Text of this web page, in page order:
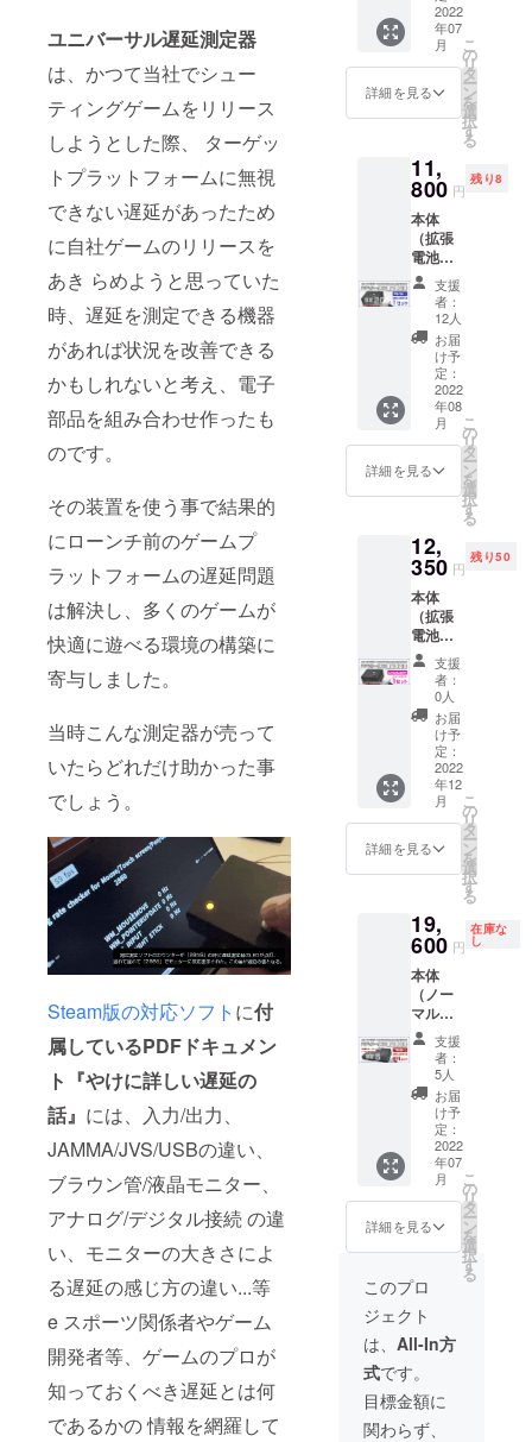
ユニバーサル遅延測定器
は、かつて当社でシュー
ティングゲームをリリース
しようとした際、 ターゲッ
トプラットフォームに無視
できない遅延があったため
に自社ゲームのリリースを
あき らめようと思っていた
時、遅延を測定できる機器
があれば状況を改善できる
かもしれないと考え、電子
部品を組み合わせ作ったも
のです。
その装置を使う事で結果的
にローンチ前のゲームプ
ラットフォームの遅延問題
は解決し、多くのゲームが
快適に遊べる環境の構築に
寄与しました。
当時こんな測定器が売って
いたらどれだけ助かった事
でしょう。
Steam版の対応ソフト に付
属しているPDFドキュメン
ト『やけに詳しい遅延の
話』 には、入力/出力、
JAMMA/JVS/USBの違い、
ブラウン管/液晶モニター、
アナログ/デジタル接続 の違
い、モニターの大きさによ
る遅延の感じ方の違い...等
e スポーツ関係者やゲーム
開発者等、ゲームのプロが
知っておくべき遅延とは何
であるかの 情報を網羅して
版）、
送料
サービ
ス 7月
中旬発
送分
2022
年07
月
詳細を見る
こ
の
リ
タ
ー
ン
を
選
択
す
る
11,
800 円
残り8
本体
（拡張
電池
ボック
ス版）
window
sソフト
ウェア
（ダウ
ンロー
版）、
送料
サービ
ス 7月
支援
者：
12人
お届
け予
定：
2022
年08
月
詳細を見る
こ
の
リ
タ
ー
ン
を
選
択
す
る
12,
350 円
残り50
本体
（拡張
電池
ボック
ス版）
window
sソフト
ウェア
（ダウ
ンロー
版）、
送料550
円込み
10月以
月まで
に）発
送分
支援
者：
0人
お届
け予
定：
2022
年12
月
詳細を見る
こ
の
リ
タ
ー
ン
を
選
択
す
る
19,
600 円
在庫な
し
本体
（ノー
マル
版）１
台＋本
体（拡
張電池
ボック
ス版）
１台＆
window
sソフト
ウェア
（ダウ
ンロー
ド
版）、
送料
サービ
ス7月上
旬発送
分
支援
者：
5人
お届
け予
定：
2022
年07
月
詳細を見る
こ
の
リ
タ
ー
ン
を
選
択
す
る
このプロ
ジェクト
は、 All-In方
式です。
目標金額に
関わらず、